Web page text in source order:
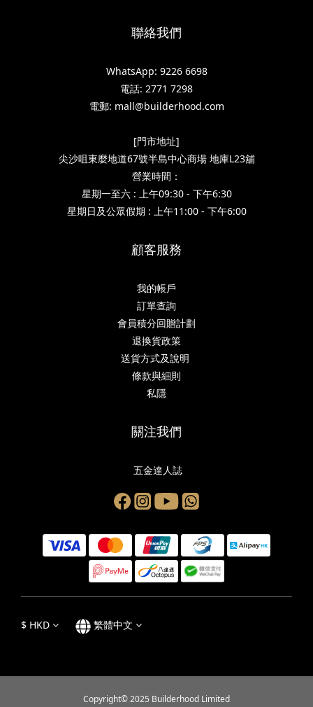
聯絡我們
WhatsApp: 9226 6698
電話: 2771 7298
電郵: mall@builderhood.com
[門市地址]
尖沙咀東麼地道67號半島中心商場 地庫L23舖
營業時間：
星期一至六 : 上午09:30 - 下午6:30
星期日及公眾假期 : 上午11:00 - 下午6:00
顧客服務
我的帳戶
訂單查詢
會員積分回贈計劃
退換貨政策
送貨方式及說明
條款與細則
私隱
關注我們
五金達人誌
$ HKD 繁體中文
Copyright© 2025 Builderhood Limited